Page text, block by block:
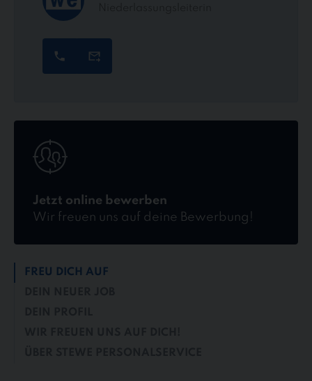
Jetzt online bewerben
Wir freuen uns auf deine Bewerbung!
online
bewerben
FREU DICH AUF